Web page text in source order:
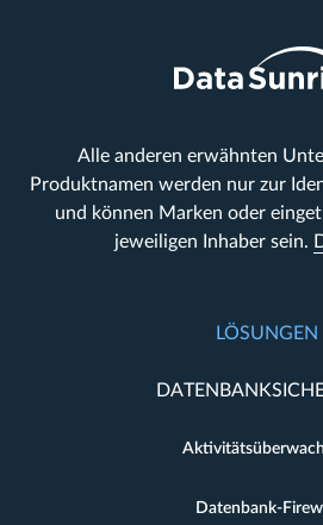
Alle anderen erwähnten
Produktnamen werden nur zur
und können Marken oder
jeweiligen Inhaber sein.
LÖSUNGEN
Datenbank-